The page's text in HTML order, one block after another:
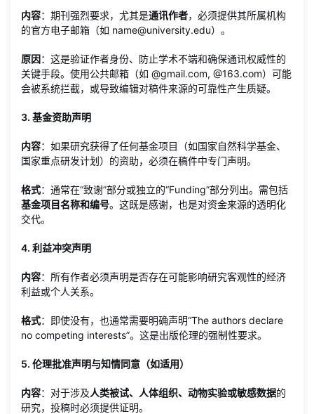
内容：期刊强烈要求，尤其是通讯作者，必须提供其所属机构
的官方电子邮箱（如 name@university.edu）。
原因：这是验证作者身份、防止学术不端和确保通讯权威性的
关键手段。使用公共邮箱（如 @gmail.com, @163.com）可能
会被系统拦截，或导致编辑对稿件来源的可靠性产生质疑。
3. 基金资助声明
内容：如果研究获得了任何基金项目（如国家自然科学基金、
国家重点研发计划）的资助，必须在稿件中专门声明。
格式：通常在“致谢”部分或独立的“Funding”部分列出。需包括
基金项目名称和编号。这既是感谢，也是对资金来源的透明化
交代。
4. 利益冲突声明
内容：所有作者必须声明是否存在可能影响研究客观性的经济
利益或个人关系。
格式：即使没有，也通常需要明确声明“The authors declare
no competing interests”。这是出版伦理的强制性要求。
5. 伦理批准声明与知情同意（如适用）
内容：对于涉及人类被试、人体组织、动物实验或敏感数据的
研究，投稿时必须提供证明。